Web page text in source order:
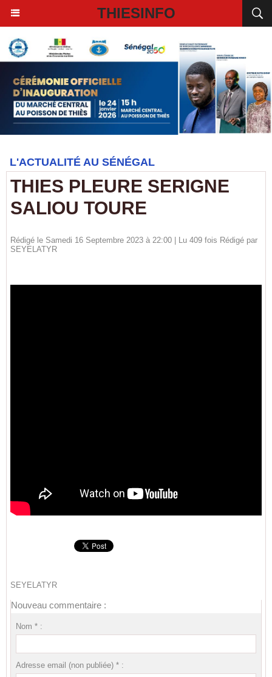
THIESINFO
L'ACTUALITÉ AU SÉNÉGAL
THIES PLEURE SERIGNE
SALIOU TOURE
Rédigé le Samedi 16 Septembre 2023 à 22:00 | Lu 409 fois Rédigé par
SEYELATYR
SEYELATYR
Nouveau commentaire :
Nom * :
Adresse email (non publiée) * :